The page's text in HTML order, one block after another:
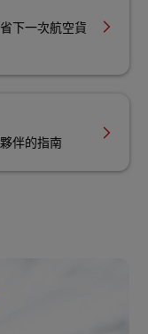
下一次航空貨
伴的指南